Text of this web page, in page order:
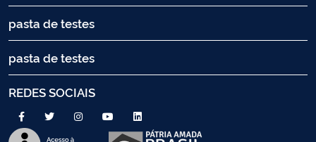
pasta de testes
pasta de testes
REDES SOCIAIS